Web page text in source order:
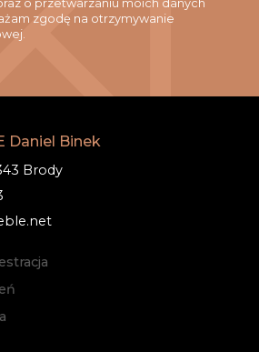
o przetwarzaniu moich danych
zgodę na otrzymywanie
Daniel Binek
Brody